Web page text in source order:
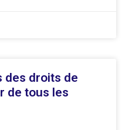
des droits de
de tous les